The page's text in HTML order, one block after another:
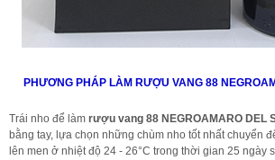
PHƯƠNG PHÁP LÀM RƯỢU VANG 88
Trái nho để làm rượu vang 88 NEGROAMARO DEL
bằng tay, lựa chọn những chùm nho tốt nhất chuyển
lên men ở nhiệt độ 24 - 26°C trong thời gian 25 ngày